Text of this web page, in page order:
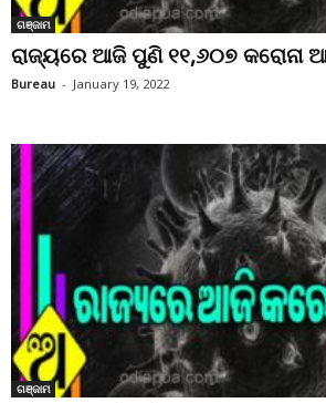
ଗଞ୍ଜାମ
ରାଜ୍ୟରେ ଆଜି ପୁଣି ୧୧,୬୦୭ କରୋନା
Bureau - January 19, 2022
ଗଞ୍ଜାମ